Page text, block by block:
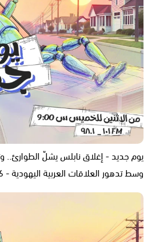
يوم جديد - إغلاق نابلس يشلّ الطوارئ..
وسط تدهور العلاقات العربية اليهودية - 27.7.26